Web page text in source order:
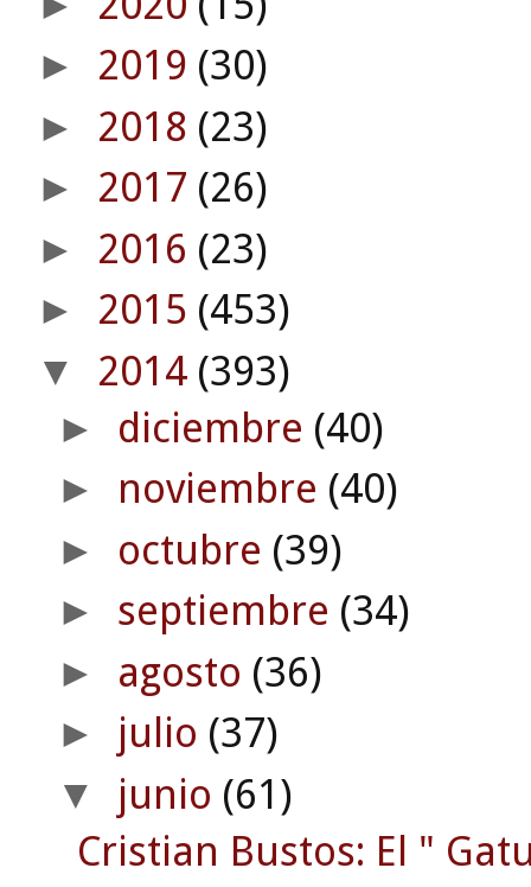
► 2019 (30)
► 2018 (23)
► 2017 (26)
► 2016 (23)
► 2015 (453)
▼ 2014 (393)
► diciembre (40)
► noviembre (40)
► octubre (39)
► septiembre (34)
► agosto (36)
► julio (37)
▼ junio (61)
Cristian Bustos: El "